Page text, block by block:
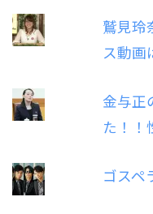
鷲見玲
ス動画
金与正
た！！
ゴスペ